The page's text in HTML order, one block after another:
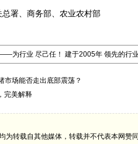
署、商务部、农业农村部
为行业 尽己任！ 建于2005年 领先的行
市场能否走出底部震荡？
完美解释
为转载自其他媒体，转载并不代表本网赞